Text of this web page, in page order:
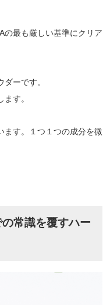
の最も厳しい基準にクリア
ーです。
す。
ます。１つ１つの成分を微
常識を覆すハー